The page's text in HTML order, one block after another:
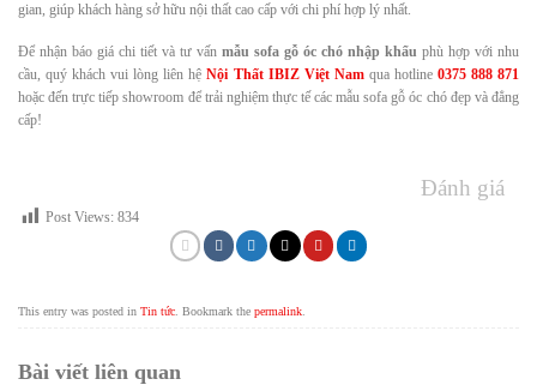
gian, giúp khách hàng sở hữu nội thất cao cấp với chi phí hợp lý nhất.
Để nhận báo giá chi tiết và tư vấn mẫu sofa gỗ óc chó nhập khẩu phù hợp với nhu
cầu, quý khách vui lòng liên hệNội Thất IBIZ Việt Namqua hotline 0375 888 871
hoặc đến trực tiếp showroom để trải nghiệm thực tế các mẫu sofa gỗ óc chó đẹp và đẳng
cấp!
Đánh giá
Post Views: 834
This entry was posted in Tin tức . Bookmark the permalink
Bài viết liên quan